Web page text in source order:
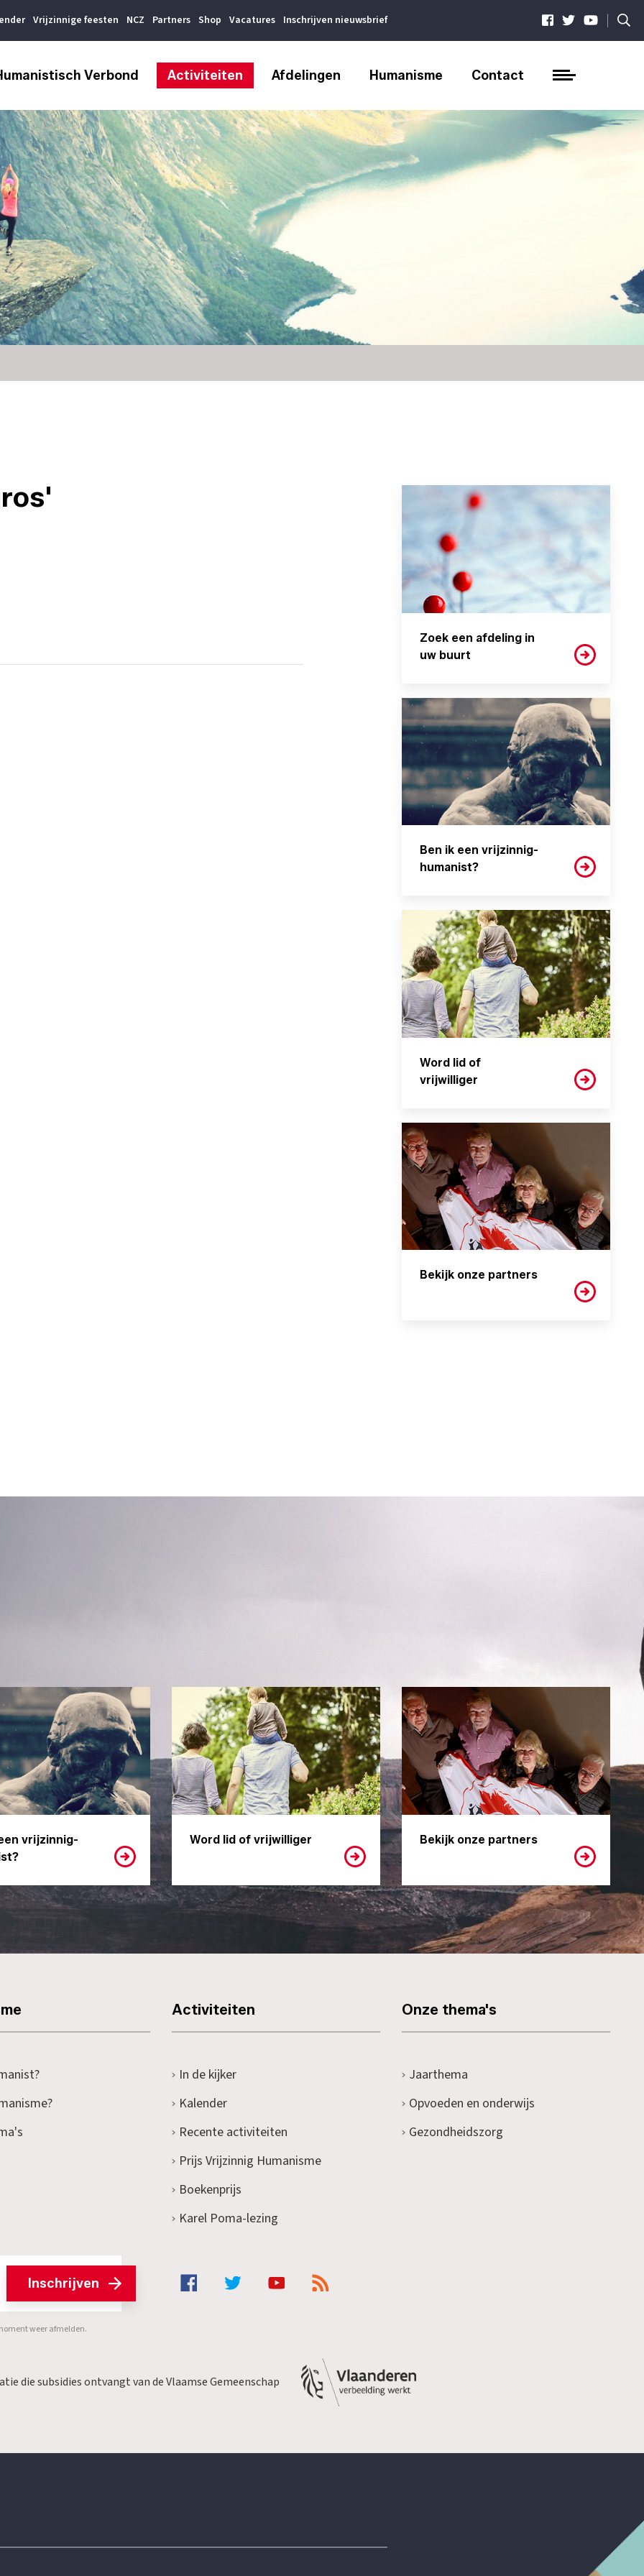
Vrijzinnige feesten NCZ Partners Shop Vacatures Inschrijven nieuwsbrief |
Verbond Activiteiten Afdelingen Humanisme Contact
Zoek een afdeling in
uw buurt
Ben ik een vrijzinnig-
humanist?
Word lid of
vrijwilliger
Bekijk onze partners
vrijzinnig-
Word lid of vrijwilliger Bekijk onze partners
Activiteiten
In de kijker
Kalender
Recente activiteiten
Prijs Vrijzinnig Humanisme
Boekenprijs
Karel Poma-lezing
Onze thema's
Jaarthema
Opvoeden en onderwijs
Gezondheidszorg
Inschrijven
weer afmelden.
die subsidies ontvangt van de Vlaamse Gemeenschap